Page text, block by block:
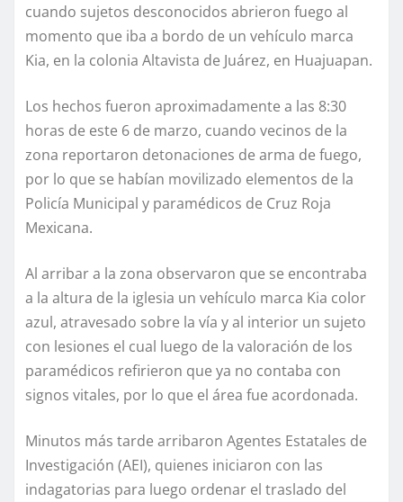
cuando sujetos desconocidos abrieron fuego al
momento que iba a bordo de un vehículo marca
Kia, en la colonia Altavista de Juárez, en Huajuapan.
Los hechos fueron aproximadamente a las 8:30
horas de este 6 de marzo, cuando vecinos de la
zona reportaron detonaciones de arma de fuego,
por lo que se habían movilizado elementos de la
Policía Municipal y paramédicos de Cruz Roja
Mexicana.
Al arribar a la zona observaron que se encontraba
a la altura de la iglesia un vehículo marca Kia color
azul, atravesado sobre la vía y al interior un sujeto
con lesiones el cual luego de la valoración de los
paramédicos refirieron que ya no contaba con
signos vitales, por lo que el área fue acordonada.
Minutos más tarde arribaron Agentes Estatales de
Investigación (AEI), quienes iniciaron con las
indagatorias para luego ordenar el traslado del